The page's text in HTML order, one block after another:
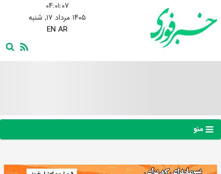
۰۴:۰۱:۰۸
۱۴۰۵ مرداد ۱۷, شنبه
EN AR
منو